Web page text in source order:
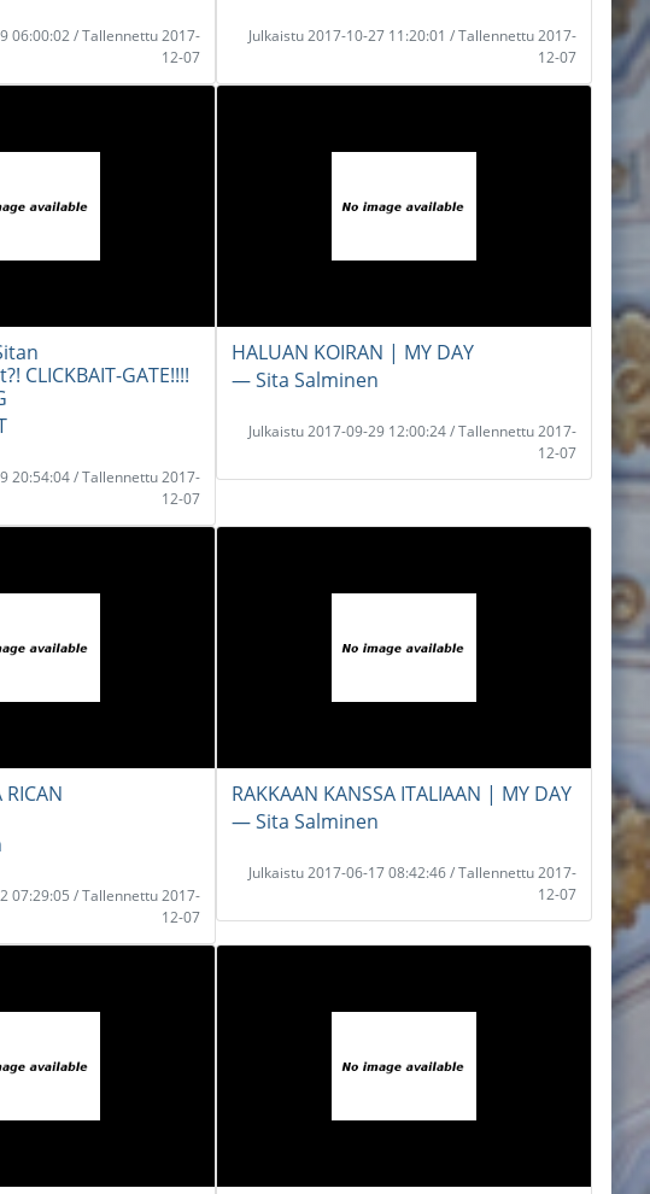
06:00:02 / Tallennettu 2017-
12-07
Julkaistu 2017-10-27 11:20:01 / Tallennettu 2017-
12-07
CLICKBAIT-GATE!!!!
20:54:04 / Tallennettu 2017-
12-07
HALUAN KOIRAN | MY DAY
― Sita Salminen
Julkaistu 2017-09-29 12:00:24 / Tallennettu 2017-
12-07
RICAN
07:29:05 / Tallennettu 2017-
12-07
RAKKAAN KANSSA ITALIAAN | MY DAY
― Sita Salminen
Julkaistu 2017-06-17 08:42:46 / Tallennettu 2017-
12-07